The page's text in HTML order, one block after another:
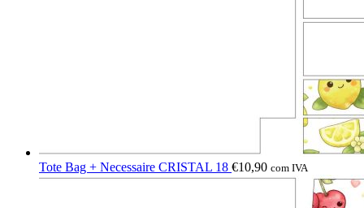
Tote Bag + Necessaire CRISTAL 18 €10,90 com IVA